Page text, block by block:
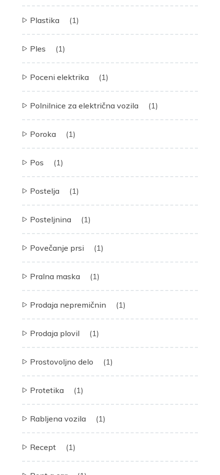
Plastika (1)
Ples (1)
Poceni elektrika (1)
Polnilnice za električna vozila (1)
Poroka (1)
Pos (1)
Postelja (1)
Posteljnina (1)
Povečanje prsi (1)
Pralna maska (1)
Prodaja nepremičnin (1)
Prodaja plovil (1)
Prostovoljno delo (1)
Protetika (1)
Rabljena vozila (1)
Recept (1)